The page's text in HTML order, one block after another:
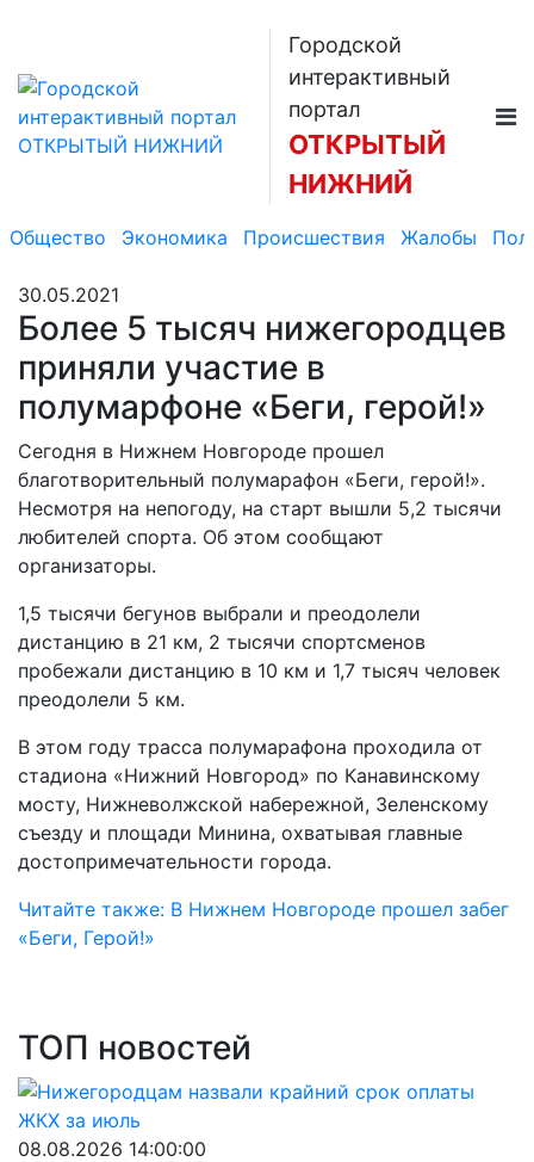
Городской
интерактивный
портал
ОТКРЫТЫЙ
НИЖНИЙ
Общество Экономика Происшествия Жалобы
30.05.2021
Более 5 тысяч нижегородцев
приняли участие в
полумарфоне «Беги, герой!»
Сегодня в Нижнем Новгороде прошел
благотворительный полумарафон «Беги, герой!».
Несмотря на непогоду, на старт вышли 5,2 тысячи
любителей спорта. Об этом сообщают
организаторы.
1,5 тысячи бегунов выбрали и преодолели
дистанцию в 21 км, 2 тысячи спортсменов
пробежали дистанцию в 10 км и 1,7 тысяч человек
преодолели 5 км.
В этом году трасса полумарафона проходила от
стадиона «Нижний Новгород» по Канавинскому
мосту, Нижневолжской набережной, Зеленскому
съезду и площади Минина, охватывая главные
достопримечательности города.
Читайте также: В Нижнем Новгороде прошел забег
«Беги, Герой!»
ТОП новостей
08.08.2026 14:00:00